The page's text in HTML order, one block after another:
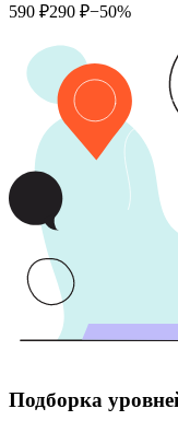
590 ₽290 ₽−50%
Подборка